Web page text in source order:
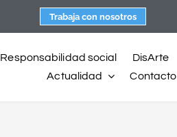
Trabaja con nosotros
Responsabilidad social
DisArte
Actualidad
Contacto